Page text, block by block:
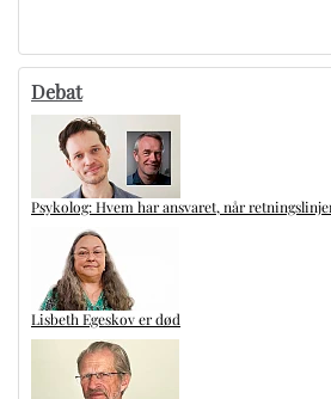
Debat
Psykolog: Hvem har ansvaret, når
Lisbeth Egeskov er død